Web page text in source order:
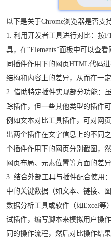
以下是关于Chrome浏览器是否支
1. 利用开发者工具进行对比：按
具，在“Elements”面板中可以查
同插件作用下的网页HTML代码
结构和内容上的差异，从而在一
2. 借助特定插件实现部分功能：
踪插件，但一些其他类型的插件
例如文本对比工具插件，可对网
出两个插件在文字信息上的不同
个插件作用下的网页分别截图，
网页布局、元素位置等方面的差异
3. 结合外部工具与插件配合使用
中的关键数据（如文本、链接、
数据分析工具或软件（如Excel等
试插件，编写脚本来模拟用户操
同的操作流程，然后对比操作结